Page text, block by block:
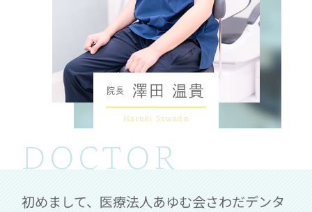
院長 澤田 温貴
Haruki Sawada
DOCTOR
初めまして、 医療法人あゆむ会さわだデンタ